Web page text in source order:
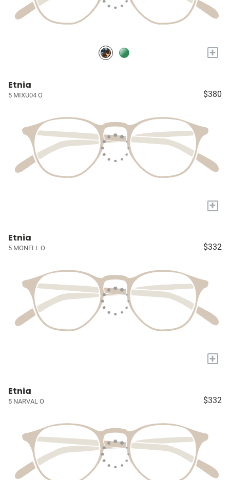
+
Etnia
5 MIXU04 O $380
+
Etnia
5 MONELL O $332
+
Etnia
5 NARVAL O $332